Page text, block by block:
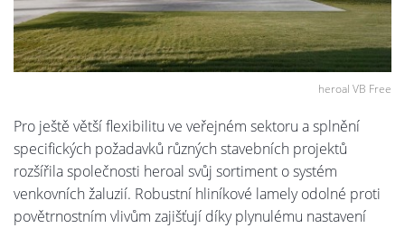
heroal VB Free
Pro ještě větší flexibilitu ve veřejném sektoru a splnění
specifických požadavků různých stavebních projektů
rozšířila společnosti heroal svůj sortiment o systém
venkovních žaluzií. Robustní hliníkové lamely odolné proti
povětrnostním vlivům zajišťují díky plynulému nastavení